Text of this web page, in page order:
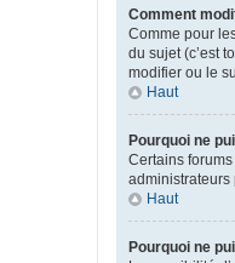
Comment
Comme pour
du sujet (c’est
modifier ou le
Haut
Pourquoi ne
Certains
administrateurs
Haut
Pourquoi ne